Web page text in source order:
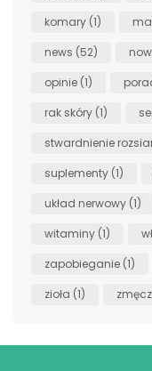
komary (1)
news (52)
opinie (1)
rak skóry (1)
stwardnienie
suplementy (1)
układ nerwowy (1)
witaminy (1)
zapobieganie (1)
zioła (1)